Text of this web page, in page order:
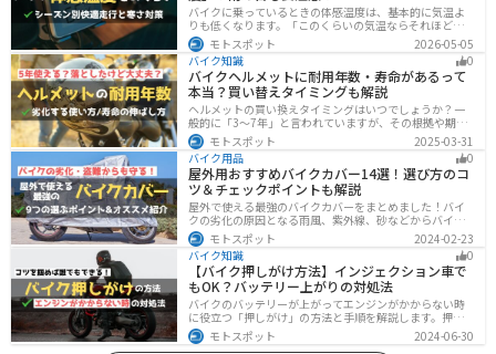
バイクに乗っているときの体感温度は、基本的に気温よ
りも低くなります。「このくらいの気温ならそれほど寒
くないだろう」そう考えて通常の装備でバイクに乗った
ら大変な目に遭った・・・そんな経験のあるライダーも
多いのではないでしょうか。今回はバイク走行中の体感
温度についてご紹介します。体感温度を考慮した快適走
行のポイントもまとめました。季節や天候を問わずバイ
クに乗る！そんなライダーの方はぜひ参考にしてみてく
ださい。[phtml blog-first-h2-module]バイク走行時の体
感温度は気温より低め？バイク走行時の体感温度は気温
と同じではありません。なぜ
モトスポット
2026-05-05
バイク知識
0
バイクヘルメットに耐用年数・寿命があるって
本当？買い替えタイミングも解説
ヘルメットの買い換えタイミングはいつでしょうか？一
般的に「3〜7年」と言われていますが、その根拠や期限
前でも早めに交換した方がいいケースを紹介します。安
全にバイクに乗るためにもヘルメットの寿命についてし
っかりと理解しておきましょう。
モトスポット
2025-03-31
バイク用品
0
屋外用おすすめバイクカバー14選！選び方のコ
ツ＆チェックポイントも解説
屋外で使える最強のバイクカバーをまとめました！バイ
クの劣化の原因となる雨風、紫外線、砂などからバイク
を守ることはもちろん、盗難やいたずら対策にもなりま
す。バイクカバーの選び方からオススメまでまとめまし
たので、カバーを探している人はぜひ参考にしてくださ
い。
モトスポット
2024-02-23
バイク知識
0
【バイク押しがけ方法】インジェクション車で
もOK？バッテリー上がりの対処法
バイクのバッテリーが上がってエンジンがかからない時
に役立つ「押しがけ」の方法と手順を解説します。押し
がけができるバイクとできないバイクがあるので、自分
のバイクができるのか確認しておきましょう。
モトスポット 2024-06-30